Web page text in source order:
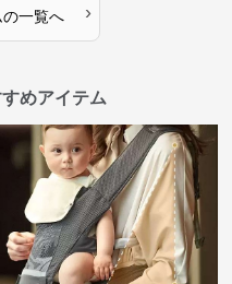
一覧へ ›
めアイテム